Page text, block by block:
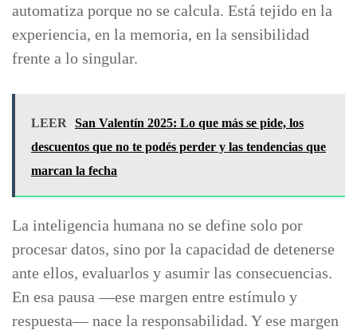
automatiza porque no se calcula. Está tejido en la
experiencia, en la memoria, en la sensibilidad
frente a lo singular.
LEER
San Valentín 2025: Lo que más se pide, los
descuentos que no te podés perder y las tendencias que
marcan la fecha
La inteligencia humana no se define solo por
procesar datos, sino por la capacidad de detenerse
ante ellos, evaluarlos y asumir las consecuencias.
En esa pausa —ese margen entre estímulo y
respuesta— nace la responsabilidad. Y ese margen